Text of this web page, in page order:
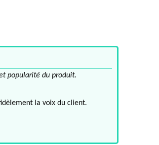
popularité du produit.
la voix du client.